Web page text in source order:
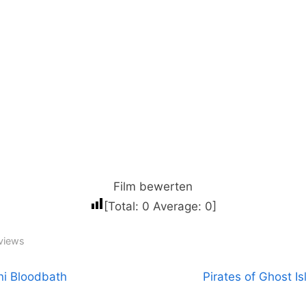
Film bewerten
[Total: 0 Average: 0]
Bloodbath
N
Pirates of Ghost